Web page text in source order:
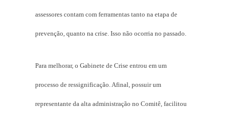
assessores contam com ferramentas tanto na etapa de
prevenção, quanto na crise. Isso não ocorria no passado.
Para melhorar, o Gabinete de Crise entrou em um
processo de ressignificação. Afinal, possuir um
representante da alta administração no Comitê, facilitou